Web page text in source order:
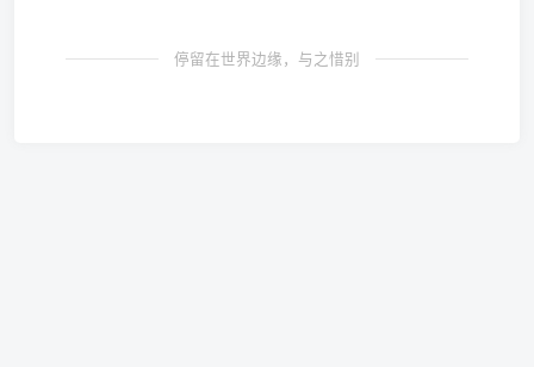
停留在世界边缘，与之惜别